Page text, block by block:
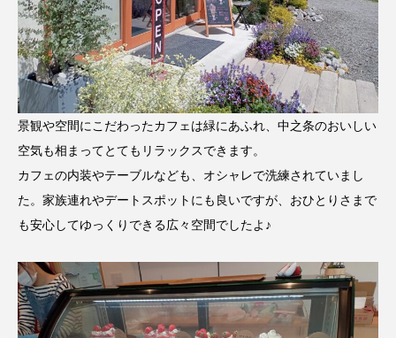
景観や空間にこだわったカフェは緑にあふれ、中之条のおいしい
空気も相まってとてもリラックスできます。
カフェの内装やテーブルなども、オシャレで洗練されていまし
た。家族連れやデートスポットにも良いですが、おひとりさまで
も安心してゆっくりできる広々空間でしたよ♪